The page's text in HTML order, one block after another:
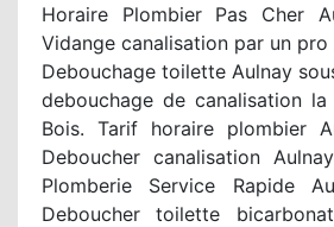
Horaire Plombier Pas Cher
Vidange canalisation par un pro
Debouchage toilette Aulnay
debouchage de canalisation
Bois. Tarif horaire plombier
Deboucher canalisation
Plomberie Service Rapide
Deboucher toilette